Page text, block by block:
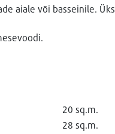
aiale või basseinile.
20 sq.m.
28 sq.m.